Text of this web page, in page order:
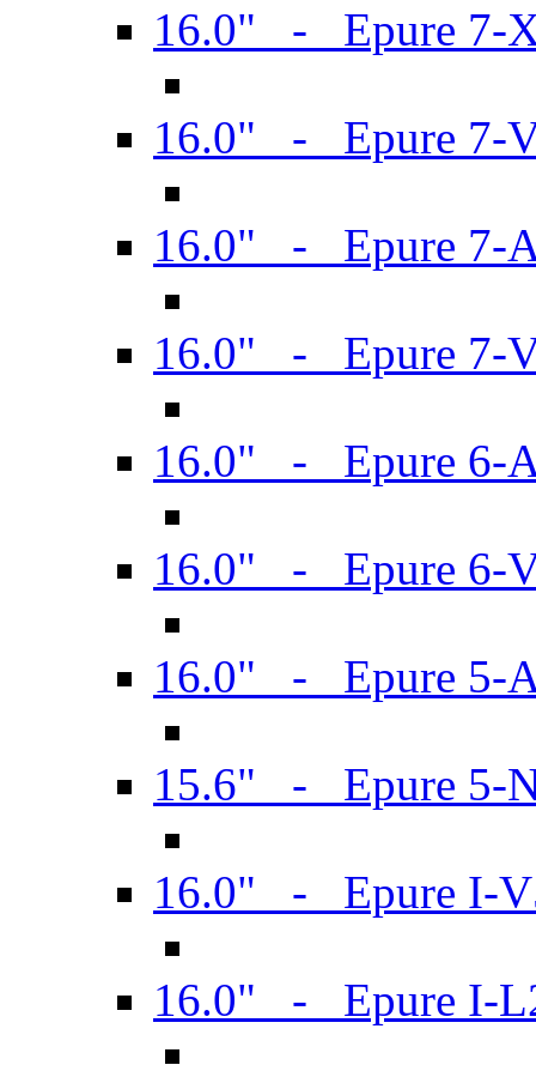
16.0" - Epure 7-
16.0" - Epure 7-
16.0" - Epure 7-
16.0" - Epure 7-
16.0" - Epure 6-
16.0" - Epure 6-
16.0" - Epure 5-
15.6" - Epure 5-
16.0" - Epure I-
16.0" - Epure I-